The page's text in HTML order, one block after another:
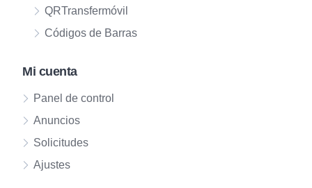
QRTransfermóvil
Códigos de Barras
Mi cuenta
Panel de control
Anuncios
Solicitudes
Ajustes